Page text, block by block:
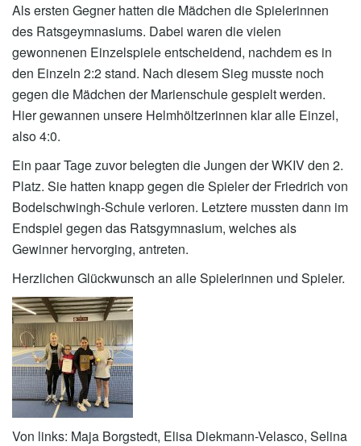
Als ersten Gegner hatten die Mädchen die Spielerinnen
des Ratsgeymnasiums. Dabei waren die vielen
gewonnenen Einzelspiele entscheidend, nachdem es in
den Einzeln 2:2 stand. Nach diesem Sieg musste noch
gegen die Mädchen der Marienschule gespielt werden.
Hier gewannen unsere Helmhöltzerinnen klar alle Einzel,
also 4:0.
Ein paar Tage zuvor belegten die Jungen der WKIV den 2.
Platz. Sie hatten knapp gegen die Spieler der Friedrich von
Bodelschwingh-Schule verloren. Letztere mussten dann im
Endspiel gegen das Ratsgymnasium, welches als
Gewinner hervorging, antreten.
Herzlichen Glückwunsch an alle Spielerinnen und Spieler.
Von links: Maja Borgstedt, Elisa Diekmann-Velasco, Selina